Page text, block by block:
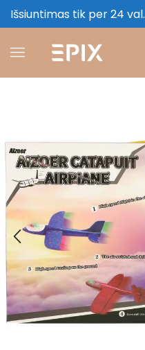
Išsiuntimas tik per 24 val.